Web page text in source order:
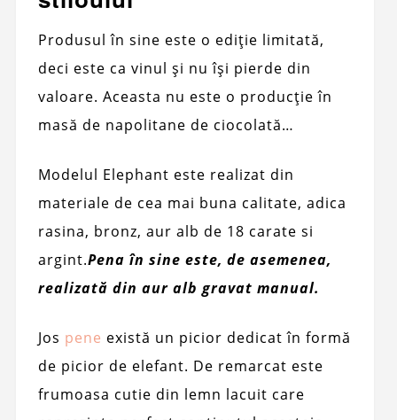
Produsul în sine este o ediție limitată,
deci este ca vinul și nu își pierde din
valoare. Aceasta nu este o producție în
masă de napolitane de ciocolată…
Modelul Elephant este realizat din
materiale de cea mai buna calitate, adica
rasina, bronz, aur alb de 18 carate si
argint.Pena în sine este, de asemenea,
realizată din aur alb gravat manual.
Jos pene există un picior dedicat în formă
de picior de elefant. De remarcat este
frumoasa cutie din lemn lacuit care